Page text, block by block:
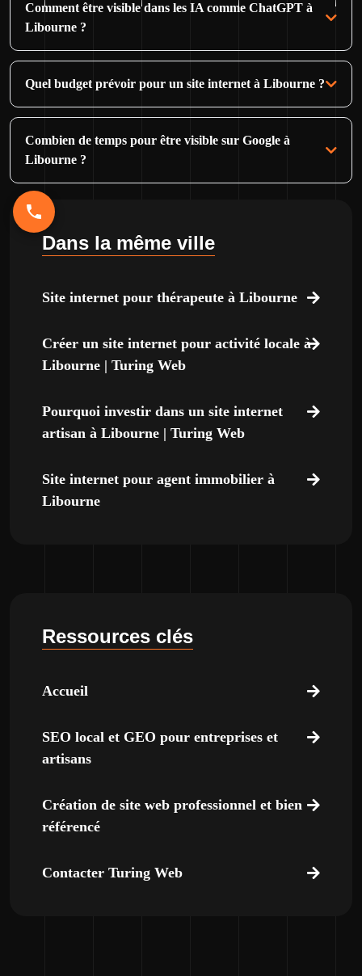
Comment être visible dans les IA comme ChatGPT à
Libourne ?
Quel budget prévoir pour un site internet à Libourne ?
Combien de temps pour être visible sur Google à
Libourne ?
Dans la même ville
Site internet pour thérapeute à Libourne
Créer un site internet pour activité locale à
Libourne | Turing Web
Pourquoi investir dans un site internet
artisan à Libourne | Turing Web
Site internet pour agent immobilier à
Libourne
Ressources clés
Accueil
SEO local et GEO pour entreprises et
artisans
Création de site web professionnel et bien
référencé
Contacter Turing Web